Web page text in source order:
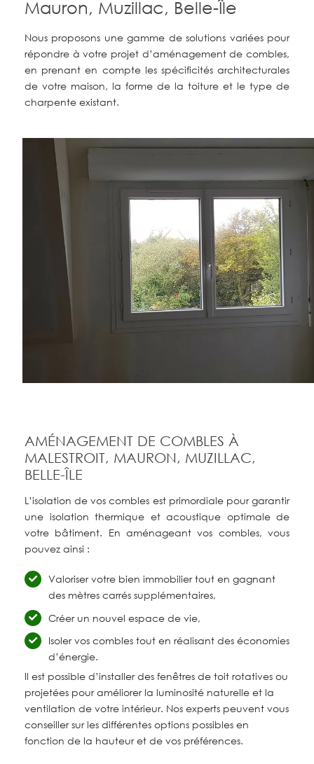
Mauron, Muzillac, Belle-Île
Nous proposons une gamme de solutions variées pour
répondre à votre projet d’aménagement de combles,
en prenant en compte les spécificités architecturales
de votre maison, la forme de la toiture et le type de
charpente existant.
AMÉNAGEMENT DE COMBLES À
MALESTROIT, MAURON, MUZILLAC,
BELLE-ÎLE
L’isolation de vos combles est primordiale pour garantir
une isolation thermique et acoustique optimale de
votre bâtiment. En aménageant vos combles, vous
pouvez ainsi :
Valoriser votre bien immobilier tout en gagnant
des mètres carrés supplémentaires,
Créer un nouvel espace de vie,
Isoler vos combles tout en réalisant des économies
d’énergie.
Il est possible d’installer des fenêtres de toit rotatives ou
projetées pour améliorer la luminosité naturelle et la
ventilation de votre intérieur. Nos experts peuvent vous
conseiller sur les différentes options possibles en
fonction de la hauteur et de vos préférences.